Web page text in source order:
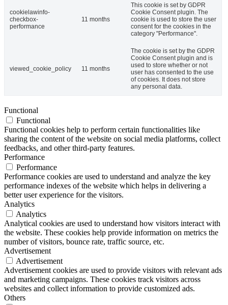
cookielawinfo-
checkbox-
performance
11 months
This cookie is set by GDPR
Cookie Consent plugin. The
cookie is used to store the user
consent for the cookies in the
category "Performance".
viewed_cookie_policy 11 months
The cookie is set by the GDPR
Cookie Consent plugin and is
used to store whether or not
user has consented to the use
of cookies. It does not store
any personal data.
Functional
Functional
Functional cookies help to perform certain functionalities like
sharing the content of the website on social media platforms, collect
feedbacks, and other third-party features.
Performance
Performance
Performance cookies are used to understand and analyze the key
performance indexes of the website which helps in delivering a
better user experience for the visitors.
Analytics
Analytics
Analytical cookies are used to understand how visitors interact with
the website. These cookies help provide information on metrics the
number of visitors, bounce rate, traffic source, etc.
Advertisement
Advertisement
Advertisement cookies are used to provide visitors with relevant ads
and marketing campaigns. These cookies track visitors across
websites and collect information to provide customized ads.
Others